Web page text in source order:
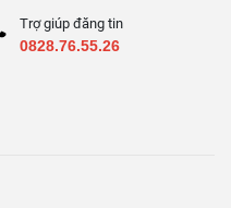
Trợ giúp đăng tin
0828.76.55.26